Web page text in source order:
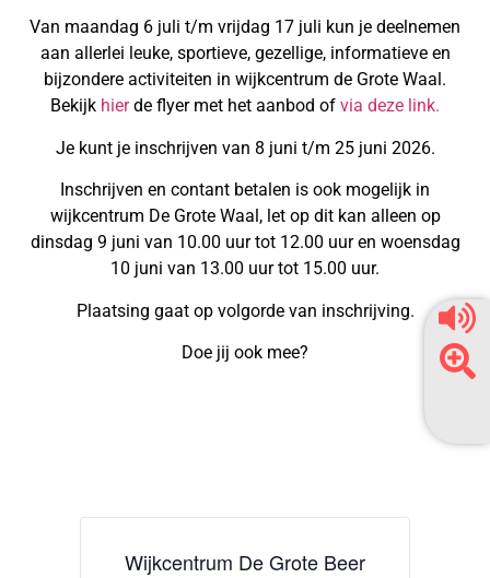
Van maandag 6 juli t/m vrijdag 17 juli kun je deelnemen
aan allerlei leuke, sportieve, gezellige, informatieve en
bijzondere activiteiten in wijkcentrum de Grote Waal.
Bekijk hierde flyer met het aanbod of via deze link.
Je kunt je inschrijven van 8 juni t/m 25 juni 2026.
Inschrijven en contant betalen is ook mogelijk in
wijkcentrum De Grote Waal, let op dit kan alleen op
dinsdag 9 juni van 10.00 uur tot 12.00 uur en woensdag
10 juni van 13.00 uur tot 15.00 uur.
Plaatsing gaat op volgorde van inschrijving.
Doe jij ook mee?
Wijkcentrum De Grote Beer